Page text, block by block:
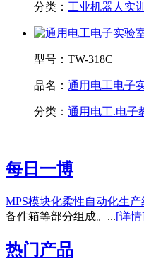
分类： 工业机器人实
型号： TW-318C
品名： 通用电工电子
分类： 通用电工.电子
每日一博
MPS模块化柔性自动化生
备件箱等部分组成。...[详
热门产品